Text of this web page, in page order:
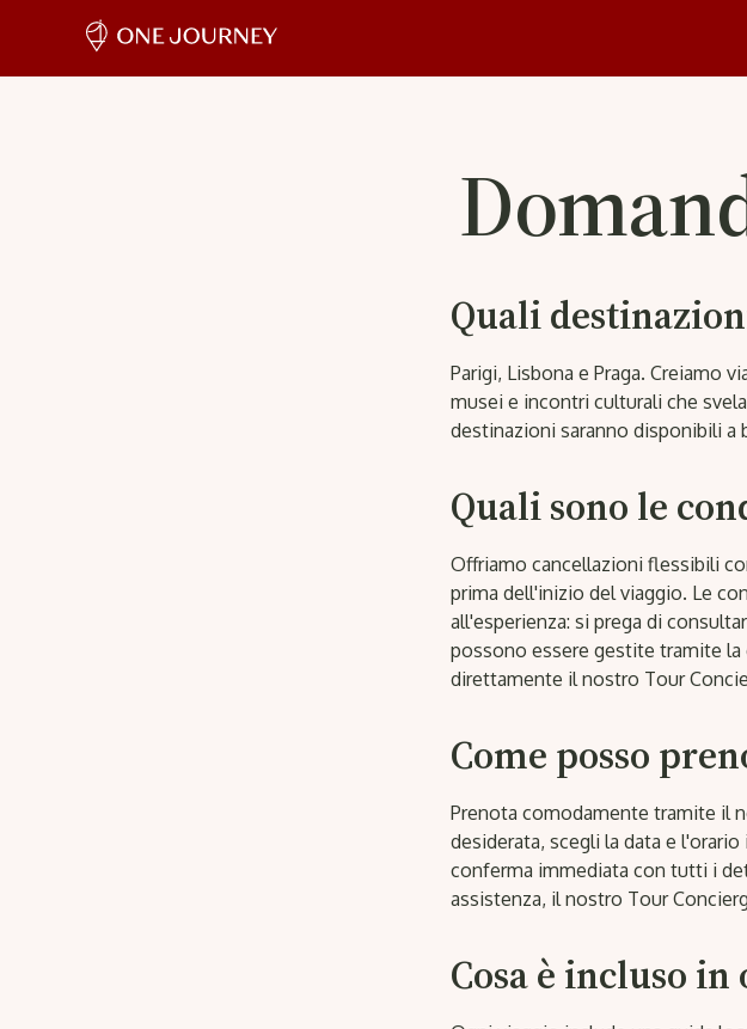
Quali
Parigi, Lisbona e Praga. Creiamo
musei e incontri culturali che
destinazioni saranno disponibili a
Quali sono le
Offriamo cancellazioni flessibili
prima dell'inizio del viaggio. Le
all'esperienza: si prega di
possono essere gestite tramite
direttamente il nostro Tour
Come posso
Prenota comodamente tramite il
desiderata, scegli la data e
conferma immediata con tutti i
assistenza, il nostro Tour
Cosa è incluso